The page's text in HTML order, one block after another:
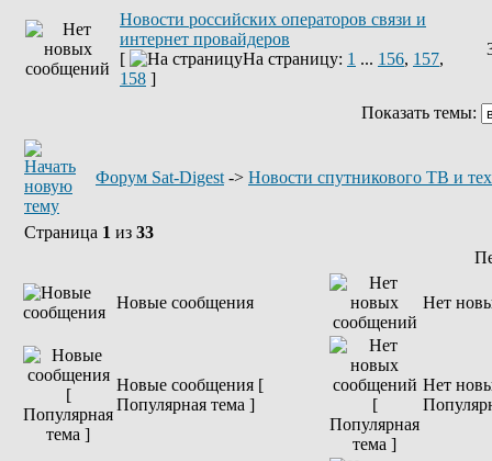
Новости российских операторов связи и
интернет провайдеров
[
На страницу: 1 ... 156, 157,
158 ]
Показать темы:
Форум Sat-Digest -> Новости спутникового ТВ и
Страница 1 из 33
Новые сообщения Нет
Новые сообщения [
Популярная тема ]
Нет